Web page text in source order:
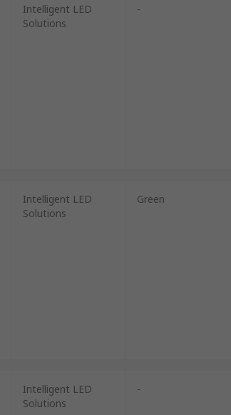
Intelligent LED
Solutions
-
Intelligent LED
Solutions
Green
Intelligent LED
Solutions
-